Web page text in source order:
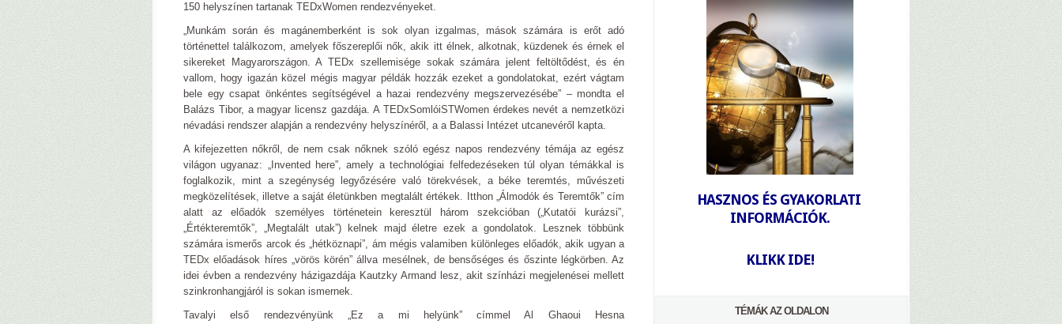
150 helyszínen tartanak TEDxWomen rendezvényeket.
„Munkám során és magánemberként is sok olyan izgalmas, mások számára is erőt adó
történettel találkozom, amelyek főszereplői nők, akik itt élnek, alkotnak, küzdenek és érnek el
sikereket Magyarországon. A TEDx szellemisége sokak számára jelent feltöltődést, és én
vallom, hogy igazán közel mégis magyar példák hozzák ezeket a gondolatokat, ezért vágtam
bele egy csapat önkéntes segítségével a hazai rendezvény megszervezésébe” – mondta el
Balázs Tibor, a magyar licensz gazdája. A TEDxSomlóiSTWomen érdekes nevét a nemzetközi
névadási rendszer alapján a rendezvény helyszínéről, a a Balassi Intézet utcanevéről kapta.
A kifejezetten nőkről, de nem csak nőknek szóló egész napos rendezvény témája az egész
világon ugyanaz: „Invented here”, amely a technológiai felfedezéseken túl olyan témákkal is
foglalkozik, mint a szegénység legyőzésére való törekvések, a béke teremtés, művészeti
megközelítések, illetve a saját életünkben megtalált értékek. Itthon „Álmodók és Teremtők” cím
alatt az előadók személyes történetein keresztül három szekcióban („Kutatói kurázsi”,
„Értékteremtők”, „Megtalált utak”) kelnek majd életre ezek a gondolatok. Lesznek többünk
számára ismerős arcok és „hétköznapi”, ám mégis valamiben különleges előadók, akik ugyan a
TEDx előadások híres „vörös körén” állva mesélnek, de bensőséges és őszinte légkörben. Az
idei évben a rendezvény házigazdája Kautzky Armand lesz, akit színházi megjelenései mellett
szinkronhangjáról is sokan ismernek.
Tavalyi első rendezvényünk „Ez a mi helyünk” címmel Al Ghaoui Hesna
HASZNOS ÉS GYAKORLATI
INFORMÁCIÓK.
KLIKK IDE!
TÉMÁK AZ OLDALON